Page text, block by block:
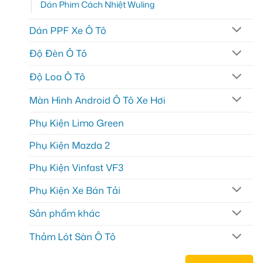
Dán Phim Cách Nhiệt Wuling
Dán PPF Xe Ô Tô
Độ Đèn Ô Tô
Độ Loa Ô Tô
Màn Hình Android Ô Tô Xe Hơi
Phụ Kiện Limo Green
Phụ Kiện Mazda 2
Phụ Kiện Vinfast VF3
Phụ Kiện Xe Bán Tải
Sản phẩm khác
Thảm Lót Sàn Ô Tô